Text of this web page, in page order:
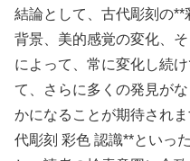
結論として、古代彫刻の
背景、美的感覚の変化、
によって、常に変化し続
て、さらに多くの発見が
かになることが期待され
代彫刻 彩色 認識**といっ